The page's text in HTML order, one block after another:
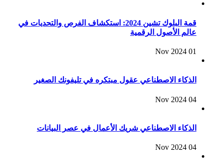
قمة البلوك تشين 2024: استكشاف الفرص والتحديات في
عالم الأصول الرقمية
01 Nov 2024
الذكاء الاصطناعي عقول مبتكره في تليفونك الصغير
04 Nov 2024
الذكاء الاصطناعي شريك الأعمال في عصر البيانات
04 Nov 2024